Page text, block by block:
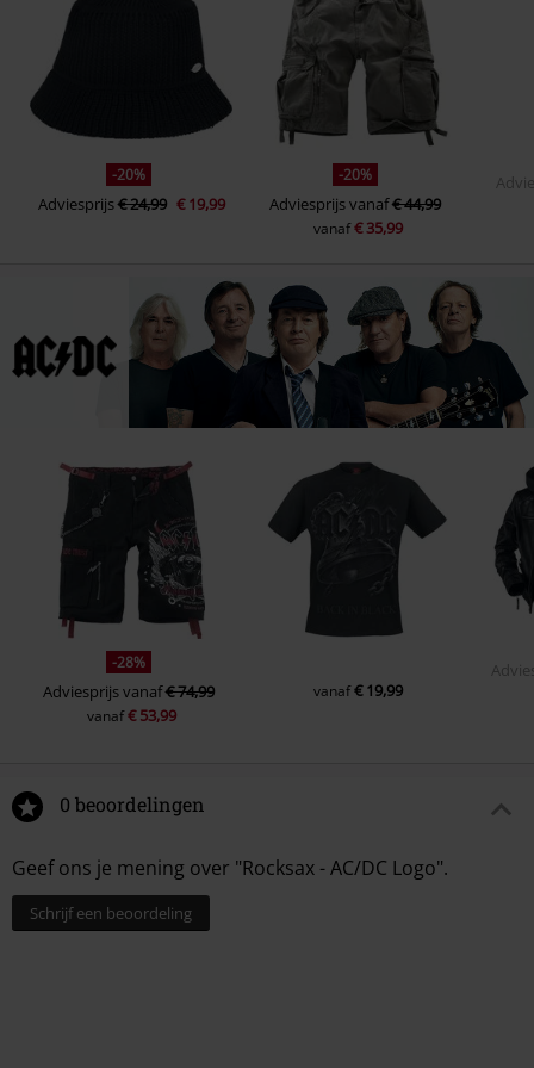
-20%
Adviesprijs€ 24,99 € 19,99
-20%
Adviesprijsvanaf€ 44,99
vanaf€ 35,99
-28%
Adviesprijsvanaf€ 74,99
vanaf€ 53,99
vanaf€ 19,99
0 beoordelingen
Geef ons je mening over "Rocksax - AC/DC Logo".
Schrijf een beoordeling